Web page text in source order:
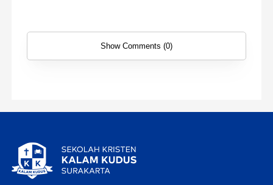
Show Comments (0)